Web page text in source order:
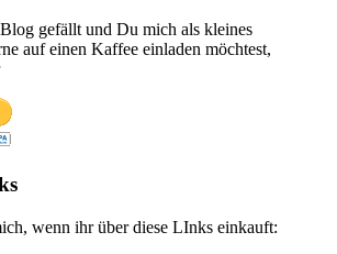
gefällt und Du mich als kleines
auf einen Kaffee einladen möchtest,
wenn ihr über diese LInks einkauft: